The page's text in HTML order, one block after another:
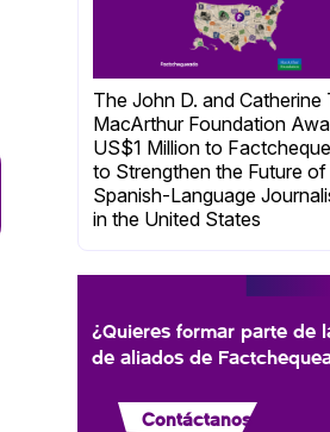
The John D. and Catherine
MacArthur Foundation
US$1 Million to
to Strengthen the Future of
Spanish-Language
in the United States
¿Quieres formar parte de
de aliados de
Contáctanos